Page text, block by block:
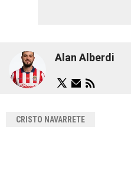
Alan Alberdi
CRISTO NAVARRETE